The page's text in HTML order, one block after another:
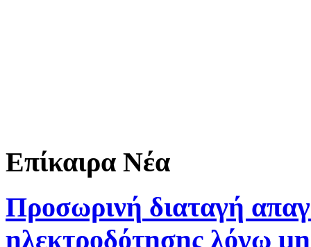
Επίκαιρα Νέα
Προσωρινή διαταγή
ηλεκτροδότησης λόγω